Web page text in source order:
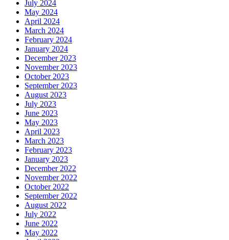
July 2024
May 2024
April 2024
March 2024
February 2024
January 2024
December 2023
November 2023
October 2023
September 2023
August 2023
July 2023
June 2023
May 2023
April 2023
March 2023
February 2023
January 2023
December 2022
November 2022
October 2022
September 2022
August 2022
July 2022
June 2022
May 2022